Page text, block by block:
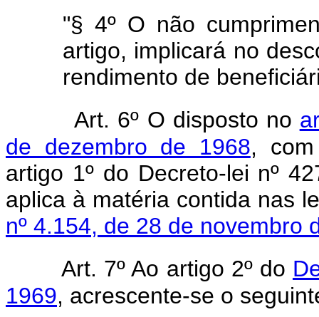
"§ 4º O não
artigo, implicará no
rendimento de
Art. 6º O disposto no
de dezembro de 1968,
artigo 1º do Decreto-lei nº
aplica à matéria contida nas
nº 4.154, de 28 de novembro
Art. 7º Ao artigo 2º do
1969, acrescente-se o